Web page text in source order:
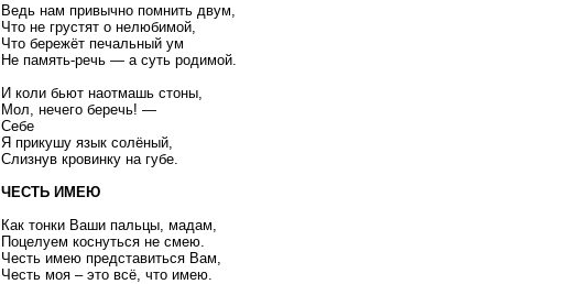
Ведь нам привычно помнить двум,
Что не грустят о нелюбимой,
Что бережёт печальный ум
Не память-речь — а суть родимой.
И коли бьют наотмашь стоны,
Мол, нечего беречь! —
Себе
Я прикушу язык солёный,
Слизнув кровинку на губе.
ЧЕСТЬ ИМЕЮ
Как тонки Ваши пальцы, мадам,
Поцелуем коснуться не смею.
Честь имею представиться Вам,
Честь моя – это всё, что имею.